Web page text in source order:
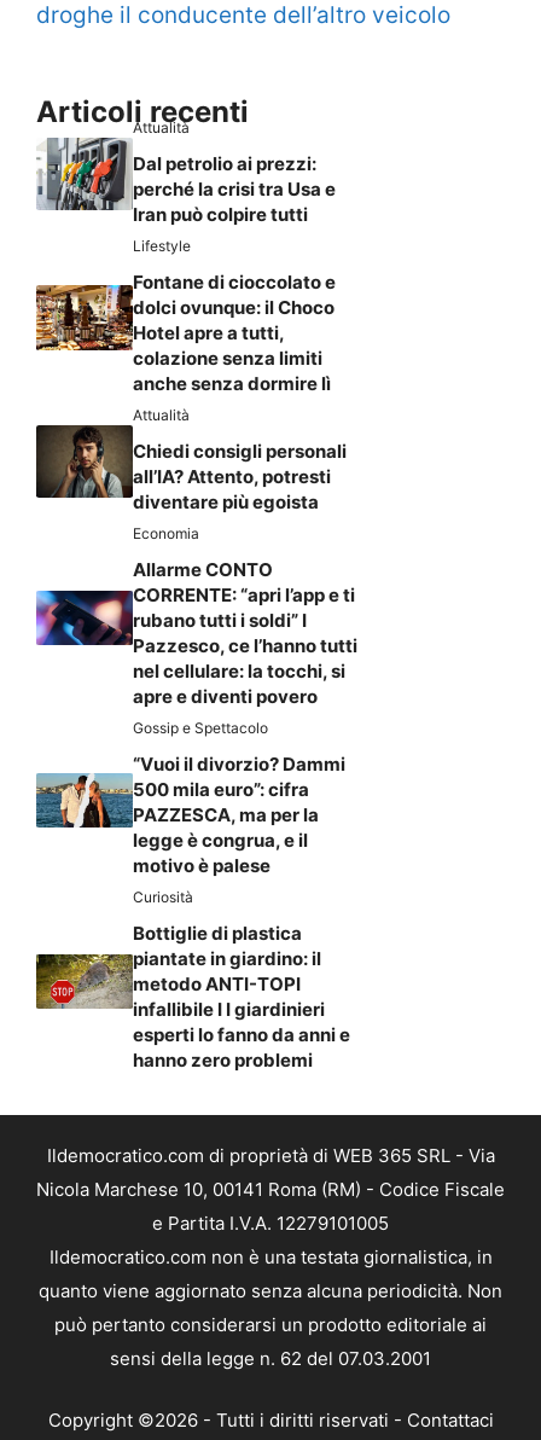
droghe il conducente dell’altro veicolo
Articoli recenti
Attualità
Dal petrolio ai prezzi:
perché la crisi tra Usa e
Iran può colpire tutti
Lifestyle
Fontane di cioccolato e
dolci ovunque: il Choco
Hotel apre a tutti,
colazione senza limiti
anche senza dormire lì
Attualità
Chiedi consigli personali
all’IA? Attento, potresti
diventare più egoista
Economia
Allarme CONTO
CORRENTE: “apri l’app e ti
rubano tutti i soldi” I
Pazzesco, ce l’hanno tutti
nel cellulare: la tocchi, si
apre e diventi povero
Gossip e Spettacolo
“Vuoi il divorzio? Dammi
500 mila euro”: cifra
PAZZESCA, ma per la
legge è congrua, e il
motivo è palese
Curiosità
Bottiglie di plastica
piantate in giardino: il
metodo ANTI-TOPI
infallibile I I giardinieri
esperti lo fanno da anni e
hanno zero problemi
Ildemocratico.com di proprietà di WEB 365 SRL - Via
Nicola Marchese 10, 00141 Roma (RM) - Codice Fiscale
e Partita I.V.A. 12279101005
Ildemocratico.com non è una testata giornalistica, in
quanto viene aggiornato senza alcuna periodicità. Non
può pertanto considerarsi un prodotto editoriale ai
sensi della legge n. 62 del 07.03.2001
Copyright ©2026 - Tutti i diritti riservati - Contattaci